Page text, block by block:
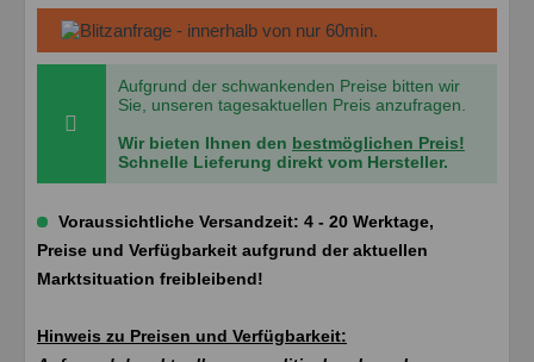
Aufgrund der schwankenden Preise bitten wir
Sie, unseren tagesaktuellen Preis anzufragen.
Wir bieten Ihnen den bestmöglichen Preis!
Schnelle Lieferung direkt vom Hersteller.
Voraussichtliche Versandzeit: 4 - 20 Werktage,
Preise und Verfügbarkeit aufgrund der aktuellen
Marktsituation freibleibend!
Hinweis zu Preisen und Verfügbarkeit: